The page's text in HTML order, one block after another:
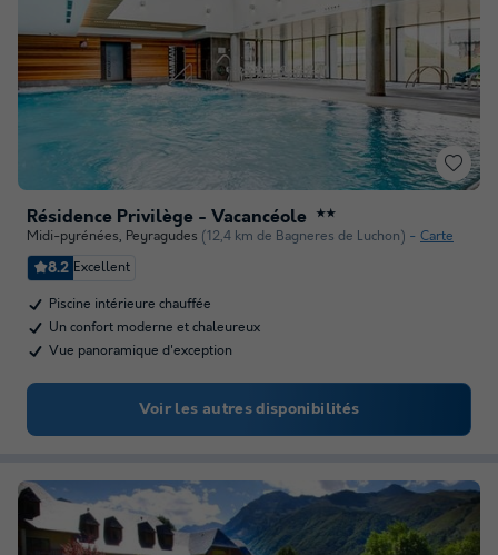
Résidence Privilège - Vacancéole ★★
Midi-pyrénées, Peyragudes (12,4 km de Bagneres de Luchon) Carte
8.2 Excellent
Piscine intérieure chauffée
Un confort moderne et chaleureux
Vue panoramique d'exception
Voir les autres disponibilités